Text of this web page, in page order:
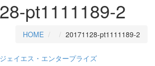
pt1111189-2
HOME 20171128-pt1111189-2
ジェイエス・エンタープライズ